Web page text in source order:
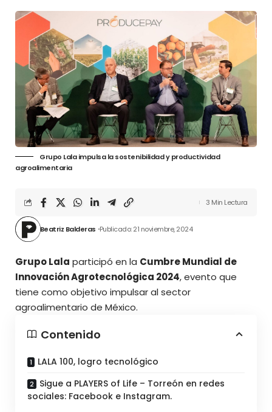
Grupo Lala impulsa la sostenibilidad y productividad
agroalimentaria
Beatriz Balderas Publicado: 21 noviembre, 2024
3 Min Lectura
Grupo Lala participó en la Cumbre Mundial de
Innovación Agrotecnológica 2024, evento que
tiene como objetivo impulsar al sector
agroalimentario de México.
Contenido
LALA 100, logro tecnológico
Sigue a PLAYERS of Life – Torreón en redes
sociales: Facebook e Instagram.